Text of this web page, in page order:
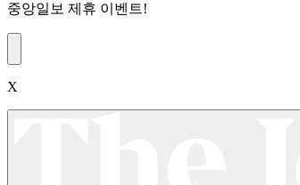
중앙일보 제휴 이벤트!
X